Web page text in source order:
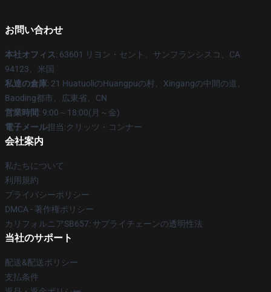
お問い合わせ
本社オフィス: 63601 リヨン・セント、サンフランシスコ、CA
94123、米国
私達の倉庫: 21 HuatuoliのHuangpuの村、Xingangの中間の道、
Baoding都市、広東省、CN
営業時間: 9:00～18:00(月～金)
電子メール担当:クリッツ・コンナー
会社案内
私たちについて
利用規約
プライバシーポリシー
DMCA - 著作権ポリシー
カリフォルニアSB657: サプライチェーンの透明性法
当社のサポート
配送&配送ポリシー
支払条件